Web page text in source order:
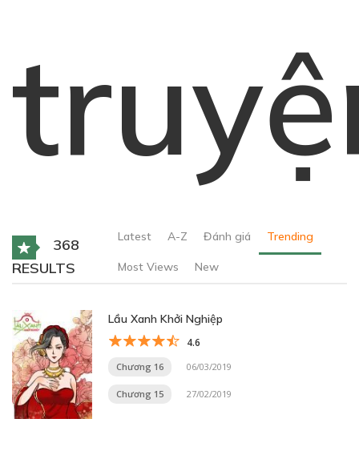
368
RESULTS
Latest A-Z Đánh giá Trending
Most Views New
Lầu Xanh Khởi Nghiệp
4.6
Chương 16 06/03/2019
Chương 15 27/02/2019